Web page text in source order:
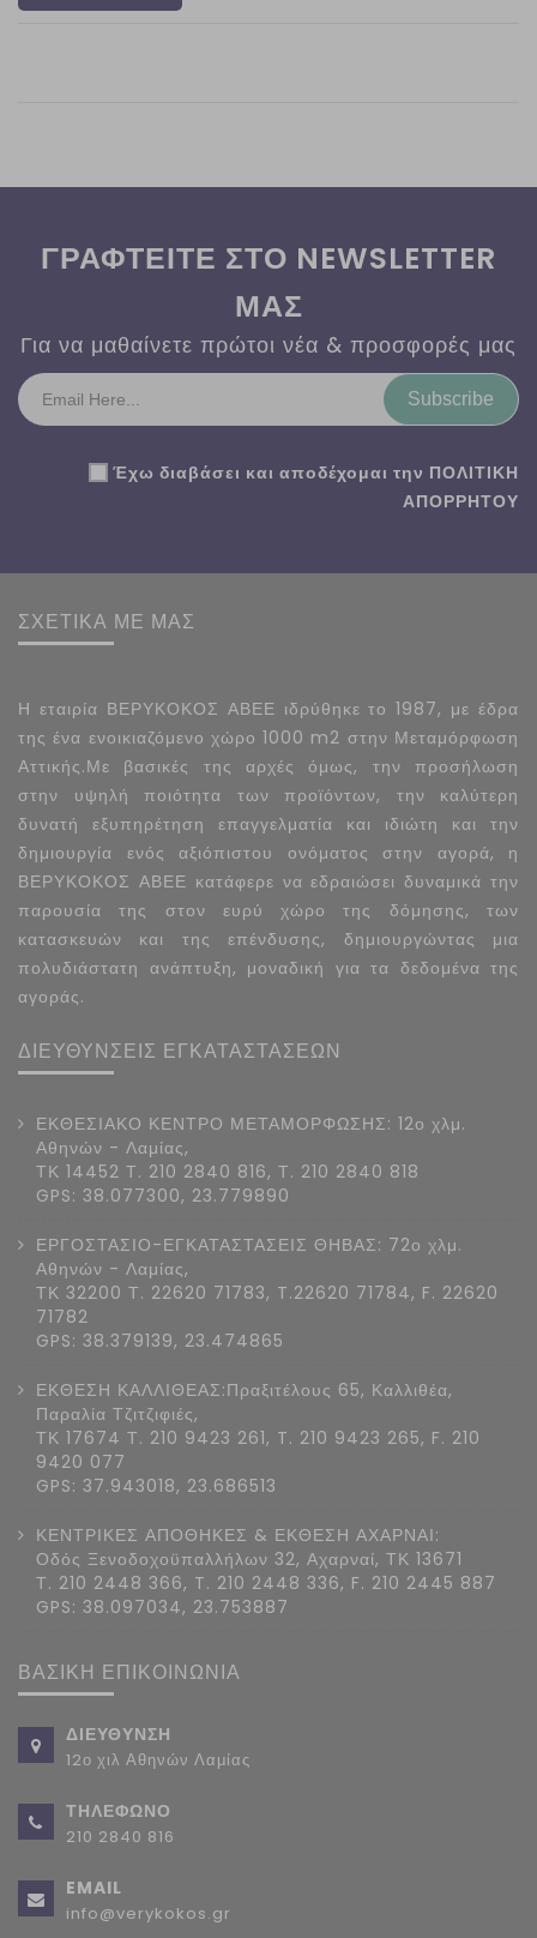
ΓΡΑΦΤΕΙΤΕ ΣΤΟ NEWSLETTER
ΜΑΣ
Για να μαθαίνετε πρώτοι νέα & προσφορές μας
Subscribe
Έχω διαβάσει και αποδέχομαι την ΠΟΛΙΤΙΚΗ
ΑΠΟΡΡΗΤΟΥ
ΣΧΕΤΙΚΑ ΜΕ ΜΑΣ
Η εταιρία ΒΕΡΥΚΟΚΟΣ ΑΒΕΕ ιδρύθηκε το 1987, με έδρα
της ένα ενοικιαζόμενο χώρο 1000 m2 στην Μεταμόρφωση
Αττικής.Με βασικές της αρχές όμως, την προσήλωση
στην υψηλή ποιότητα των προϊόντων, την καλύτερη
δυνατή εξυπηρέτηση επαγγελματία και ιδιώτη και την
δημιουργία ενός αξιόπιστου ονόματος στην αγορά, η
ΒΕΡΥΚΟΚΟΣ ΑΒΕΕ κατάφερε να εδραιώσει δυναμικά την
παρουσία της στον ευρύ χώρο της δόμησης, των
κατασκευών και της επένδυσης, δημιουργώντας μια
πολυδιάστατη ανάπτυξη, μοναδική για τα δεδομένα της
αγοράς.
ΔΙΕΥΘΥΝΣΕΙΣ ΕΓΚΑΤΑΣΤΑΣΕΩΝ
ΕΚΘΕΣΙΑΚΟ ΚΕΝΤΡΟ ΜΕΤΑΜΟΡΦΩΣΗΣ: 12ο χλμ.
Αθηνών - Λαμίας,
ΤΚ 14452 Τ. 210 2840 816, Τ. 210 2840 818
GPS: 38.077300, 23.779890
ΕΡΓΟΣΤΑΣΙΟ-ΕΓΚΑΤΑΣΤΑΣΕΙΣ ΘΗΒΑΣ: 72ο χλμ.
Αθηνών - Λαμίας,
ΤΚ 32200 Τ. 22620 71783, T.22620 71784, F. 22620
71782
GPS: 38.379139, 23.474865
ΕΚΘΕΣΗ ΚΑΛΛΙΘΕΑΣ:Πραξιτέλους 65, Καλλιθέα,
Παραλία Τζιτζιφιές,
ΤΚ 17674 Τ. 210 9423 261, T. 210 9423 265, F. 210
9420 077
GPS: 37.943018, 23.686513
ΚΕΝΤΡΙΚΕΣ ΑΠΟΘΗΚΕΣ & ΕΚΘΕΣΗ ΑΧΑΡΝΑΙ:
Οδός Ξενοδοχοϋπαλλήλων 32, Αχαρναί, ΤΚ 13671
Τ. 210 2448 366, T. 210 2448 336, F. 210 2445 887
GPS: 38.097034, 23.753887
ΒΑΣΙΚΗ ΕΠΙΚΟΙΝΩΝΙΑ
ΔΙΕΥΘΥΝΣΗ
12ο χιλ Αθηνών Λαμίας
ΤΗΛΕΦΩΝΟ
210 2840 816
EMAIL
info@verykokos.gr